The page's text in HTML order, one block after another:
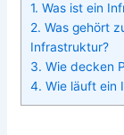
1. Was ist ein
2. Was gehört
Infrastruktur?
3. Wie decken
4. Wie läuft ein